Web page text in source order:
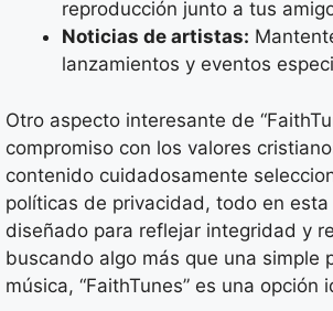
reproducción junto a tus
Noticias de artistas:
lanzamientos y eventos
Otro aspecto interesante de
compromiso con los valores
contenido cuidadosamente
políticas de privacidad, todo en esta
diseñado para reflejar integridad y
buscando algo más que una simple
música, “FaithTunes” es una opción